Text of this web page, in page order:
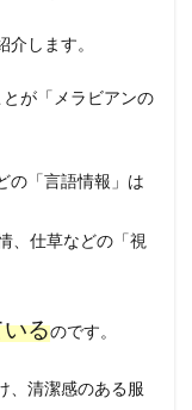
します。
が「メラビアンの
の「言語情報」は
、仕草などの「視
いるのです。
、清潔感のある服